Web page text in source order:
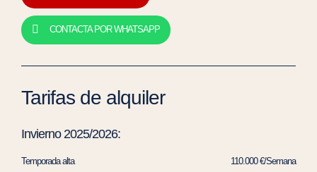
CONTACTA POR WHATSAPP
Tarifas de alquiler
Invierno 2025/2026:
Temporada alta
110.000 €/Semana